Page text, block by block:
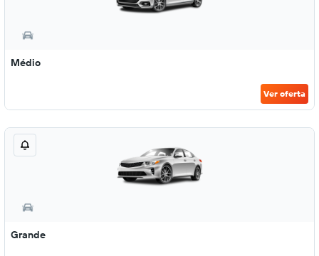
Médio
Ver oferta
Grande